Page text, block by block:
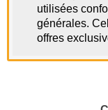
utilisées
générales.
offres